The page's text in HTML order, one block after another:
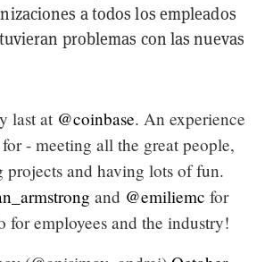
a todos los empleados
problemas con las nuevas
last at @coinbase. An experience
- meeting all the great people,
projects and having lots of fun.
and @emiliemc for
for employees and the industry!